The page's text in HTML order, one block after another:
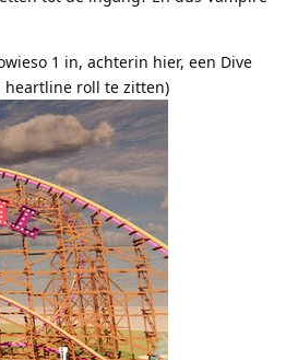
1 in, achterin hier, een Dive
heartline roll te zitten)